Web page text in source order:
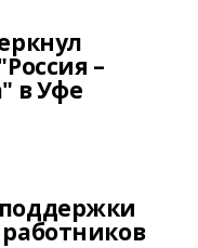
–
в Уфе